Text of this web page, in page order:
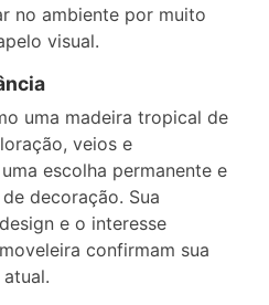
no ambiente por muito
visual.
uma madeira tropical de
veios e
escolha permanente e
decoração. Sua
e o interesse
confirmam sua